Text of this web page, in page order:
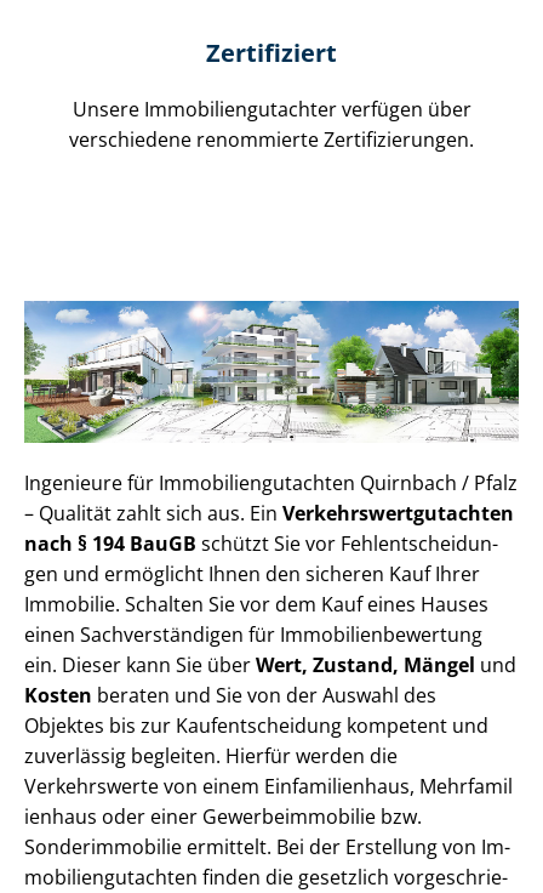
Zertifiziert
Unsere Immobilien­gutachter verfügen über
verschiedene renommierte Zer­ti­fi­zie­run­gen.
Ingenieure für Im­mo­bi­li­en­gut­ach­ten Quirnbach / Pfalz
– Qualität zahlt sich aus. Ein Ver­kehrs­wert­gut­ach­ten
nach § 194 BauGB schützt Sie vor Fehl­ent­schei­dun­
gen und ermöglicht Ihnen den sicheren Kauf Ihrer
Immobilie. Schalten Sie vor dem Kauf eines Hauses
einen Sach­ver­stän­di­gen für Im­mo­bi­li­en­be­wer­tung
ein. Dieser kann Sie überWert, Zustand, Mängel und
Kosten beraten und Sie von der Auswahl des
Objektes bis zur Kauf­ent­schei­dung kompetent und
zuverlässig begleiten. Hierfür werden die
Verkehrswerte von einem Einfamilienhaus, Mehr­fa­mi­l
i­en­haus oder einer Ge­wer­be­im­mo­bi­lie bzw.
Sonderimmobilie ermittelt. Bei der Erstellung von Im­
mo­bi­li­en­gut­ach­ten finden die gesetzlich vor­ge­schrie­